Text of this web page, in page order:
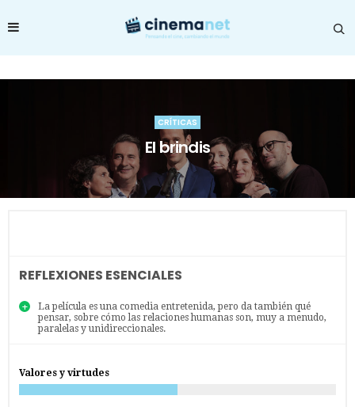
CRÍTICAS
El brindis
REFLEXIONES ESENCIALES
La película es una comedia entretenida, pero da también qué
pensar, sobre cómo las relaciones humanas son, muy a menudo,
paralelas y unidireccionales.
Valores y virtudes